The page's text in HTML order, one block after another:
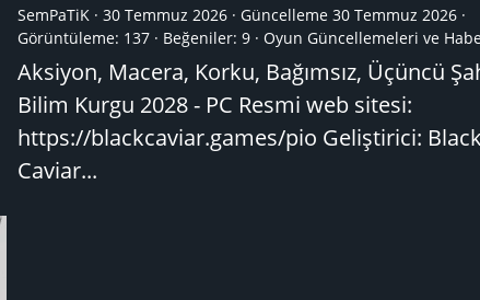
SemPaTiK 30 Temmuz 2026 Güncelleme 30 Temmuz 2026
Görüntüleme: 137
Beğeniler: 9 Oyun Güncellemeleri ve
Aksiyon, Macera, Korku, Bağımsız, Üçüncü
Bilim Kurgu 2028 - PC Resmi web sitesi:
https://blackcaviar.games/pio Geliştirici: Black
Caviar...